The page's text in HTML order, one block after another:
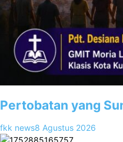
Pertobatan yang
fkk news8 Agustus 2026